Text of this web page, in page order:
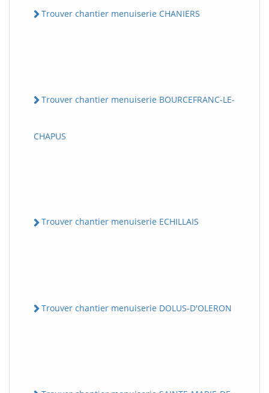
Trouver chantier menuiserie CHANIERS
Trouver chantier menuiserie BOURCEFRANC-LE-
CHAPUS
Trouver chantier menuiserie ECHILLAIS
Trouver chantier menuiserie DOLUS-D'OLERON